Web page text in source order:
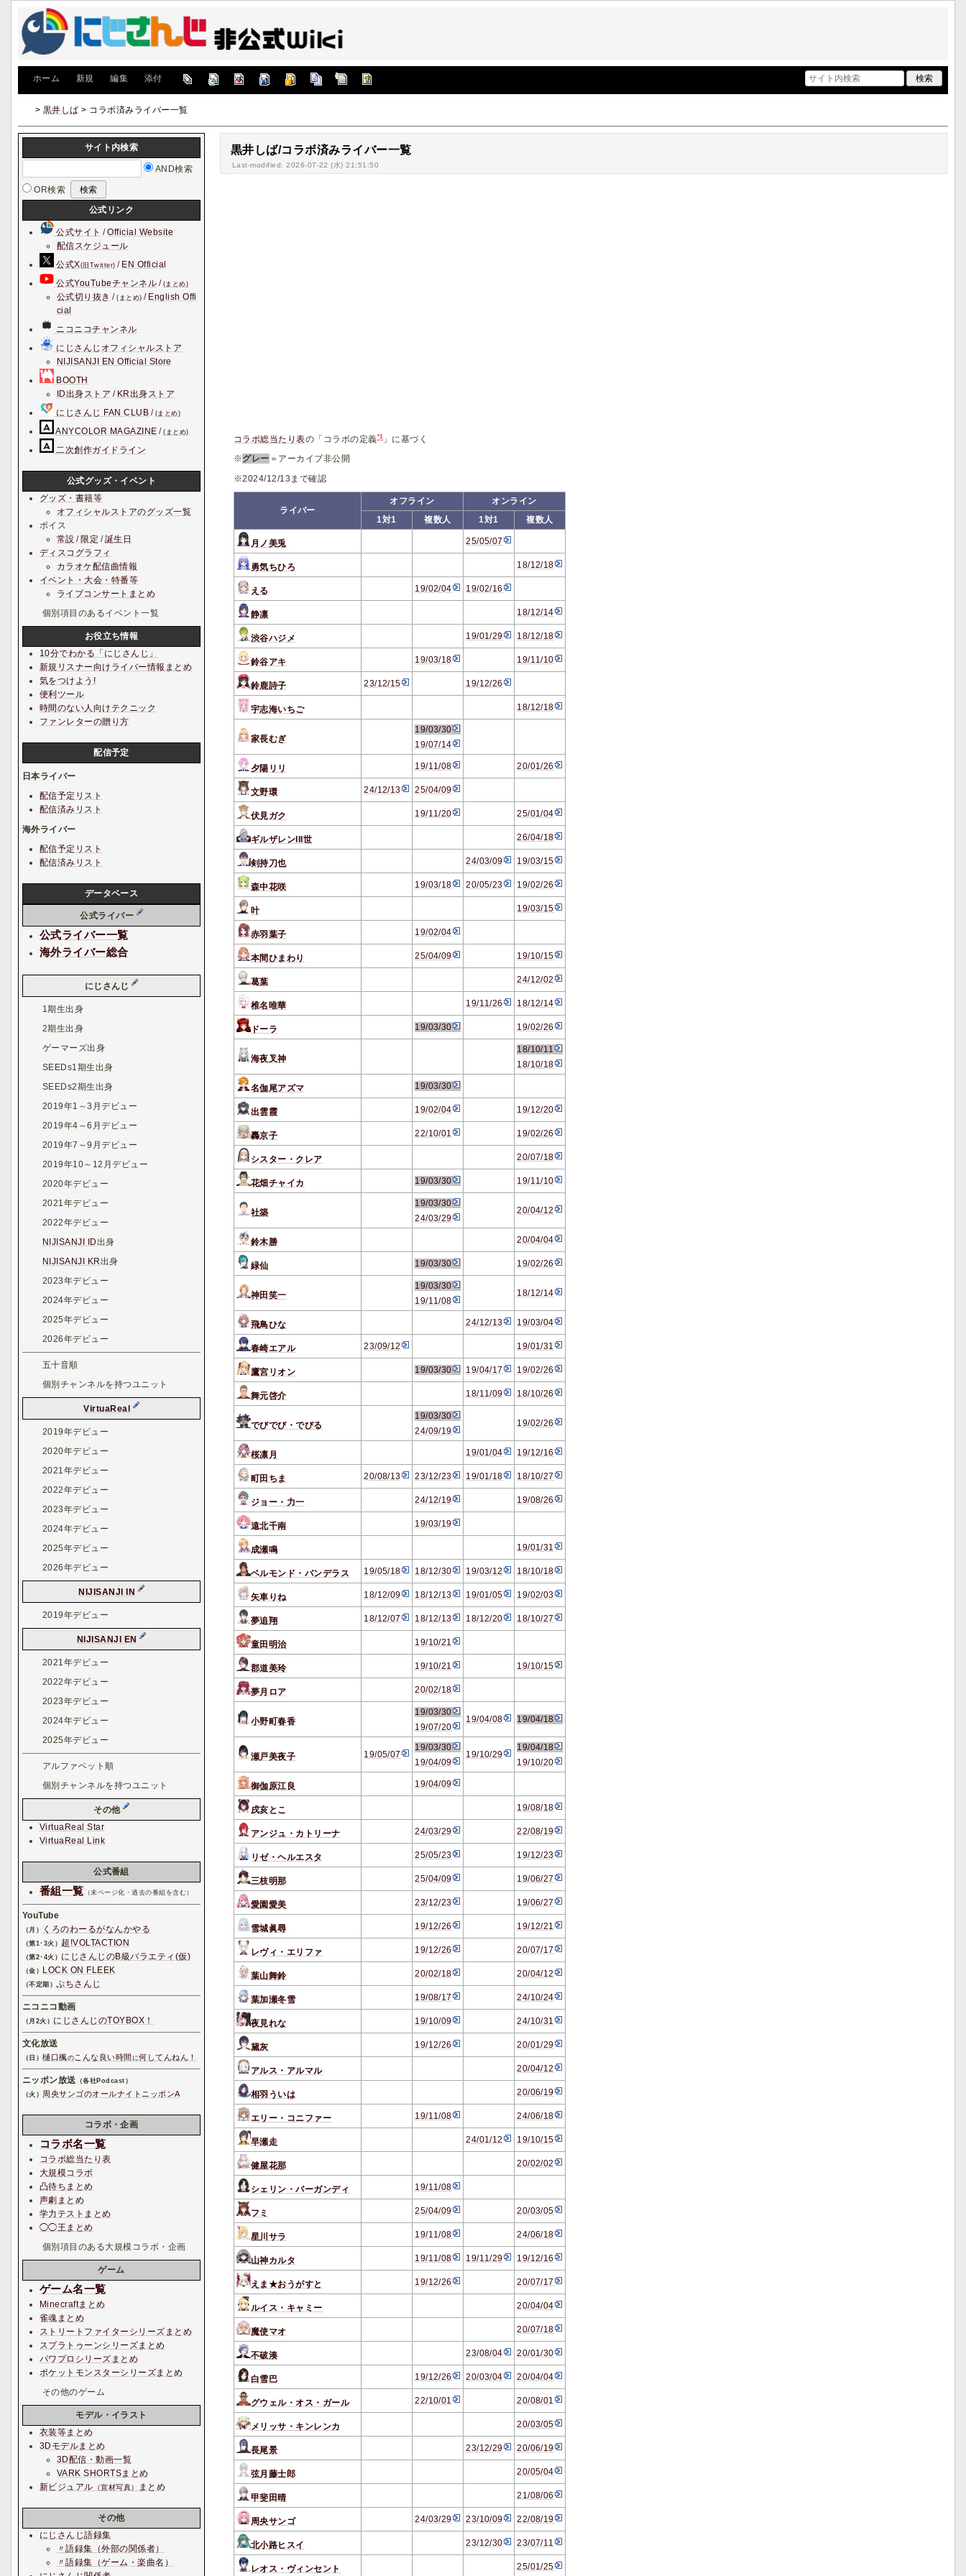
ホーム 新規 編集 添付
> 黒井しば > コラボ済みライバー一覧
黒井しば/コラボ済みライバー一覧
Last-modified: 2026-07-22 (水) 21:51:50
コラボ総当たり表の「コラボの定義*1 」に基づく
※グレー ＝アーカイブ非公開
※2024/12/13まで確認
ライバー
オフライン
オンライン
1対1
複数人 1対1 複数人
月ノ美兎 25/05/07
勇気ちひろ 18/12/18
える 19/02/04 19/02/16
静凛 18/12/14
渋谷ハジメ 19/01/29 18/12/18
鈴谷アキ 19/03/18 19/11/10
鈴鹿詩子 23/12/15 19/12/26
宇志海いちご 18/12/18
家長むぎ
19/03/30
19/07/14
夕陽リリ 19/11/08 20/01/26
文野環 24/12/13 25/04/09
伏見ガク 19/11/20 25/01/04
ギルザレンIII世 26/04/18
剣持刀也 24/03/09 19/03/15
森中花咲 19/03/18 20/05/23 19/02/26
叶 19/03/15
赤羽葉子 19/02/04
本間ひまわり 25/04/09 19/10/15
葛葉 24/12/02
椎名唯華 19/11/26 18/12/14
ドーラ 19/03/30 19/02/26
海夜叉神
18/10/11
18/10/18
名伽尾アズマ 19/03/30
出雲霞 19/02/04 19/12/20
轟京子 22/10/01 19/02/26
シスター・クレア 20/07/18
花畑チャイカ 19/03/30 19/11/10
社築
19/03/30
24/03/29
20/04/12
鈴木勝 20/04/04
緑仙 19/03/30 19/02/26
神田笑一
19/03/30
19/11/08
18/12/14
飛鳥ひな 24/12/13 19/03/04
春崎エアル 23/09/12 19/01/31
鷹宮リオン 19/03/30 19/04/17 19/02/26
舞元啓介 18/11/09 18/10/26
でびでび・でびる
19/03/30
24/09/19
19/02/26
桜凛月 19/01/04 19/12/16
町田ちま 20/08/13 23/12/23 19/01/18 18/10/27
ジョー・力一 24/12/19 19/08/26
遠北千南 19/03/19
成瀬鳴 19/01/31
ベルモンド・バンデラス 19/05/18 18/12/30 19/03/12 18/10/18
矢車りね 18/12/09 18/12/13 19/01/05 19/02/03
夢追翔 18/12/07 18/12/13 18/12/20 18/10/27
童田明治 19/10/21
郡道美玲 19/10/21 19/10/15
夢月ロア 20/02/18
小野町春香
19/03/30
19/07/20
19/04/08 19/04/18
瀬戸美夜子 19/05/07
19/03/30
19/04/09
19/10/29
19/04/18
19/10/20
御伽原江良 19/04/09
戌亥とこ 19/08/18
アンジュ・カトリーナ 24/03/29 22/08/19
リゼ・ヘルエスタ 25/05/23 19/12/23
三枝明那 25/04/09 19/06/27
愛園愛美 23/12/23 19/06/27
雪城眞尋 19/12/26 19/12/21
レヴィ・エリファ 19/12/26 20/07/17
葉山舞鈴 20/02/18 20/04/12
葉加瀬冬雪 19/08/17 24/10/24
夜見れな 19/10/09 24/10/31
黛灰 19/12/26 20/01/29
アルス・アルマル 20/04/12
相羽ういは 20/06/19
エリー・コニファー 19/11/08 24/06/18
早瀬走 24/01/12 19/10/15
健屋花那 20/02/02
シェリン・バーガンディ 19/11/08
フミ 25/04/09 20/03/05
星川サラ 19/11/08 24/06/18
山神カルタ 19/11/08 19/11/29 19/12/16
えま★おうがすと 19/12/26 20/07/17
ルイス・キャミー 20/04/04
魔使マオ 20/07/18
不破湊 23/08/04 20/01/30
白雪巴 19/12/26 20/03/04 20/04/04
グウェル・オス・ガール 22/10/01 20/08/01
メリッサ・キンレンカ 20/03/05
長尾景 23/12/29 20/06/19
弦月藤士郎 20/05/04
甲斐田晴 21/08/06
周央サンゴ 24/03/29 23/10/09 22/08/19
北小路ヒスイ 23/12/30 23/07/11
レオス・ヴィンセント 25/01/25
サイト内検索
AND検索
OR検索
公式リンク
公式サイト /Official Website
配信スケジュール
公式X(旧Twitter) / EN Official
公式YouTubeチャンネル / (まとめ)
公式切り抜き /(まとめ) / English Offi
cial
ニコニコチャンネル
にじさんじオフィシャルストア
NIJISANJI EN Official Store
BOOTH
ID出身ストア / KR出身ストア
にじさんじ FAN CLUB / (まとめ)
ANYCOLOR MAGAZINE /(まとめ)
二次創作ガイドライン
公式グッズ・イベント
グッズ・書籍等
オフィシャルストアのグッズ一覧
ボイス
常設 / 限定 /誕生日
ディスコグラフィ
カラオケ配信曲情報
イベント・大会・特番等
ライブコンサートまとめ
個別項目のあるイベント一覧
お役立ち情報
10分でわかる「にじさんじ」
新規リスナー向けライバー情報まとめ
気をつけよう!
便利ツール
時間のない人向けテクニック
ファンレターの贈り方
配信予定
日本ライバー
配信予定リスト
配信済みリスト
海外ライバー
配信予定リスト
配信済みリスト
データベース
公式ライバー
公式ライバー一覧
海外ライバー総合
にじさんじ
1期生出身
2期生出身
ゲーマーズ出身
SEEDs1期生出身
SEEDs2期生出身
2019年1～3月デビュー
2019年4～6月デビュー
2019年7～9月デビュー
2019年10～12月デビュー
2020年デビュー
2021年デビュー
2022年デビュー
NIJISANJI ID出身
NIJISANJI KR出身
2023年デビュー
2024年デビュー
2025年デビュー
2026年デビュー
五十音順
個別チャンネルを持つユニット
VirtuaReal
2019年デビュー
2020年デビュー
2021年デビュー
2022年デビュー
2023年デビュー
2024年デビュー
2025年デビュー
2026年デビュー
NIJISANJI IN
2019年デビュー
NIJISANJI EN
2021年デビュー
2022年デビュー
2023年デビュー
2024年デビュー
2025年デビュー
アルファベット順
個別チャンネルを持つユニット
その他
VirtuaReal Star
VirtuaReal Link
公式番組
番組一覧 （未ページ化・過去の番組を含む）
YouTube
（月） くろのわーるがなんかやる
（第1･3火） 超!VOLTACTION
（第2･4火） にじさんじのB級バラエティ(仮)
（金） LOCK ON FLEEK
（不定期）ぷちさんじ
ニコニコ動画
（月2火） にじさんじのTOYBOX！
文化放送
（日）樋口楓の こんな良い時間 に何してんねん！
ニッポン放送 （各社Podcast）
（火） 周央サンゴのオールナイトニッポンA
コラボ・企画
コラボ名一覧
コラボ総当たり表
大規模コラボ
凸待ちまとめ
声劇まとめ
学力テストまとめ
◯◯王まとめ
個別項目のある大規模コラボ・企画
ゲーム
ゲーム名一覧
Minecraftまとめ
雀魂まとめ
ストリートファイターシリーズまとめ
スプラトゥーンシリーズまとめ
パワプロシリーズまとめ
ポケットモンスターシリーズまとめ
その他のゲーム
モデル・イラスト
衣装等まとめ
3Dモデルまとめ
3D配信・動画一覧
VARK SHORTSまとめ
新ビジュアル （宣材写真） まとめ
その他
にじさんじ語録集
〃語録集（外部の関係者）
〃語録集（ゲーム・楽曲名）